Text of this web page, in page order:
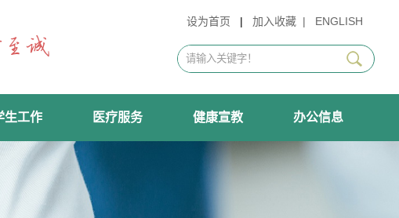
设为首页 | 加入收藏 | ENGLISH
生工作 医疗服务 健康宣教 办公信息